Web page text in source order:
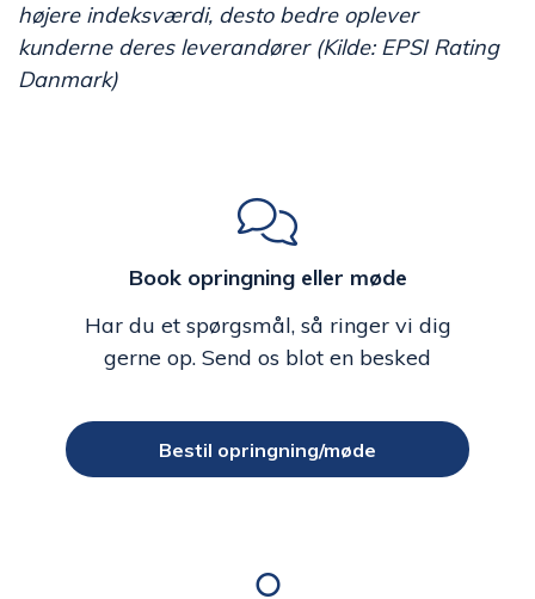
højere indeksværdi, desto bedre oplever
kunderne deres leverandører (Kilde: EPSI Rating
Danmark)​
Book opringning eller møde
Har du et spørgsmål, så ringer vi dig
gerne op. Send os blot en besked
Bestil opringning/møde